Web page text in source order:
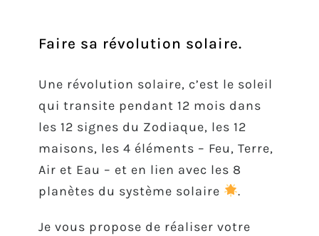
Faire sa révolution solaire.
Une révolution solaire, c’est le soleil
qui transite pendant 12 mois dans
les 12 signes du Zodiaque, les 12
maisons, les 4 éléments – Feu, Terre,
Air et Eau – et en lien avec les 8
planètes du système solaire
.
Je vous propose de réaliser votre